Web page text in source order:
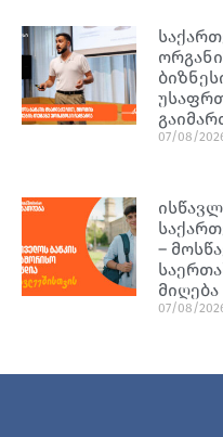
07/08/
–
07/08/